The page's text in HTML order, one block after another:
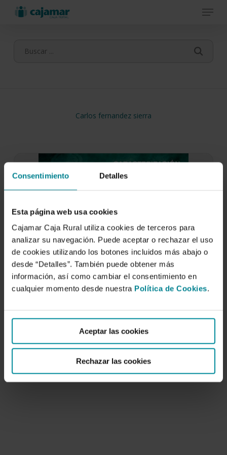
Consentimiento Detalles
Esta página web usa cookies
Cajamar Caja Rural utiliza cookies de terceros para
analizar su navegación. Puede aceptar o rechazar el uso
de cookies utilizando los botones incluidos más abajo o
desde “Detalles”. También puede obtener más
información, así como cambiar el consentimiento en
cualquier momento desde nuestra Política de Cookies.
Aceptar las cookies
Rechazar las cookies
Menu
Carlos fernandez sierra
Provincia de Almería.
1 de enero de 2004